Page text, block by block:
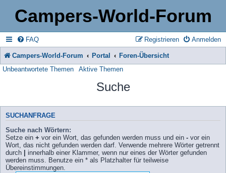
Campers-World-Forum
FAQ Anmelden
Registrieren
Campers-World-Forum Portal
Foren-Übersicht
Unbeantwortete Themen
Aktive Themen
Suche
SUCHANFRAGE
Suche nach Wörtern:
Setze ein + vor ein Wort, das gefunden werden muss und ein - vor ein
Wort, das nicht gefunden werden darf. Verwende mehrere Wörter getrennt
durch | innerhalb einer Klammer, wenn nur eines der Wörter gefunden
werden muss. Benutze ein * als Platzhalter für teilweise
Übereinstimmungen.